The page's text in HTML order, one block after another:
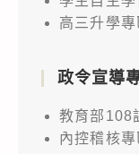
高三升學專
政令宣導
教育部108
內控稽核專